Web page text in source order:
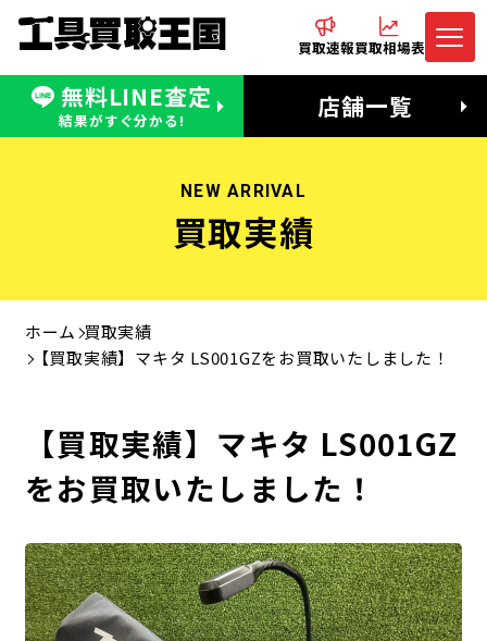
買取速報買取相場表
無料LINE査定
結果がすぐ分かる! 店舗一覧
無料LINE査定
受付：11:00〜19:00 木曜定休日
電話でお問合わせ
営業時間：11:00〜20:00
NEW ARRIVAL
買取実績
ホーム 買取実績
【買取実績】マキタ LS001GZをお買取いたしました！
【買取実績】マキタ LS001GZ
をお買取いたしました！